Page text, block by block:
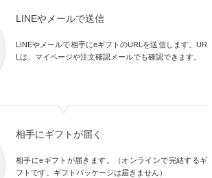
LINEやメールで送信
LINEやメールで相手にeギフトのURLを送信します。UR
Lは、マイページや注文確認メールでも確認できます。
相手にギフトが届く
相手にeギフトが届きます。（オンラインで完結するギ
フトです。ギフトパッケージは届きません）